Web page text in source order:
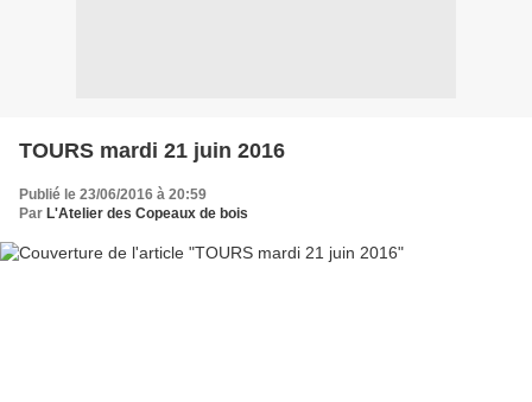
TOURS mardi 21 juin 2016
Publié le 23/06/2016 à 20:59
Par L'Atelier des Copeaux de bois